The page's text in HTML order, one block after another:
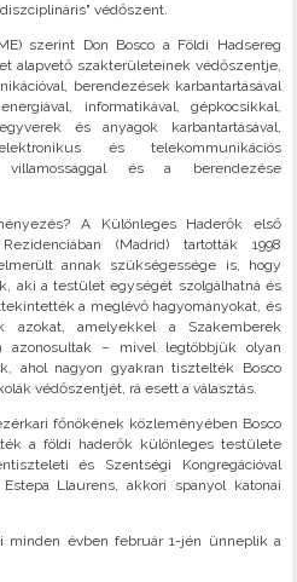
védőszent.
szerint Don Bosco a Földi Hadsereg
alapvető szakterületeinek védőszentje,
berendezések karbantartásával
informatikával, gépkocsikkal,
és anyagok karbantartásával,
és telekommunikációs
villamossággal és a berendezése
A Különleges Haderők első
(Madrid) tartották 1998
annak szükségessége is, hogy
aki a testület egységét szolgálhatná és
a meglévő hagyományokat, és
azokat, amelyekkel a Szakemberek
azonosultak – mivel legtöbbjük olyan
ahol nagyon gyakran tisztelték Bosco
védőszentjét, rá esett a választás.
főnökének közleményében Bosco
a földi haderők különleges testülete
és Szentségi Kongregációval
Llaurens, akkori spanyol katonai
minden évben február 1-jén ünneplik a